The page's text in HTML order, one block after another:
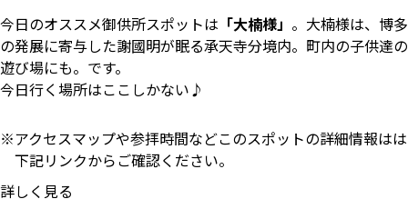
今日のオススメ御供所スポットは 「大楠様」 。大楠様は、博多
の発展に寄与した謝國明が眠る承天寺分境内。町内の子供達の
遊び場にも。です。
今日行く場所はここしかない♪
アクセスマップや参拝時間などこのスポットの詳細情報はは
下記リンクからご確認ください。
詳しく見る